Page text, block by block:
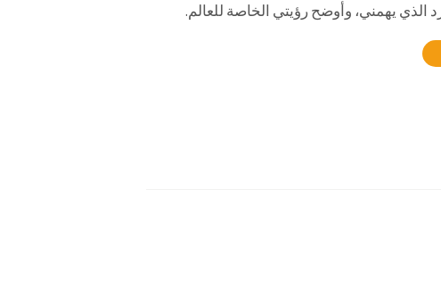
يهمني، وأوضح رؤيتي الخاصة للعالم.